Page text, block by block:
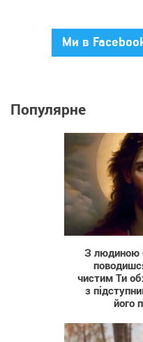
Ми в
Популярне
З людиною
чистим Ти
з
його